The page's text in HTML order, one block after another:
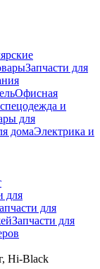
Запчасти для
Офисная
и
для
домаЭлектрика и
для
для
Запчасти для
Hi-Black